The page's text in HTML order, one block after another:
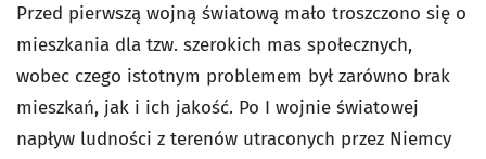
Przed pierwszą wojną światową mało troszczono się o
mieszkania dla tzw. szerokich mas społecznych,
wobec czego istotnym problemem był zarówno brak
mieszkań, jak i ich jakość. Po I wojnie światowej
napływ ludności z terenów utraconych przez Niemcy